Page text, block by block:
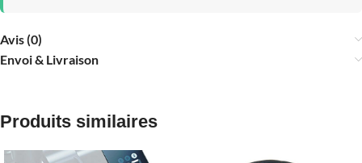
Avis (0)
Envoi & Livraison
Produits similaires